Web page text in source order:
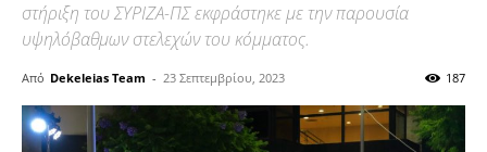
στήριξη του ΣΥΡΙΖΑ-ΠΣ εκφράστηκε με την παρουσία
υψηλόβαθμων στελεχών του κόμματος.
Από Dekeleias Team - 23 Σεπτεμβρίου, 2023 187